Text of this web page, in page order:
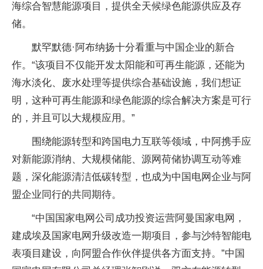
海综合智慧能源项目，提供全天候绿色能源供应及存
储。
默罕默德·阿布纳扬十分看重与中国企业的新合
作。“该项目不仅能开发太阳能和可再生能源，还能为
海水淡化、废水处理等提供综合基础设施，我们想证
明，这种可再生能源和绿色能源的综合解决方案是可行
的，并且可以大规模应用。”
围绕能源转型和跨国电力互联等领域，中阿携手应
对新能源消纳、大规模储能、源网荷储协调互动等难
题，深化能源清洁低碳转型，也成为中国电网企业与阿
盟企业同行的共同期待。
“中国国家电网公司成功投资运营阿曼国家电网，
建成埃及国家电网升级改造一期项目，参与沙特智能电
表项目建设，向阿盟合作伙伴提供各方面支持。”中国